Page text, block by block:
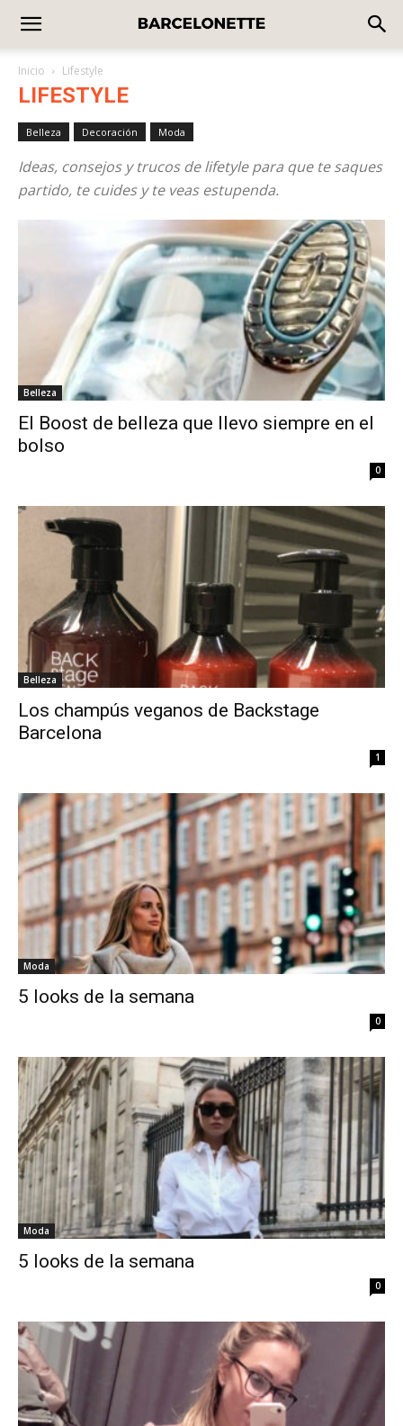
Inicio Lifestyle
LIFESTYLE
Belleza Decoración Moda
Ideas, consejos y trucos de lifetyle para que te saques
partido, te cuides y te veas estupenda.
Belleza
El Boost de belleza que llevo siempre en el
bolso
0
Belleza
Los champús veganos de Backstage
Barcelona
1
Moda
5 looks de la semana
0
Moda
5 looks de la semana
0